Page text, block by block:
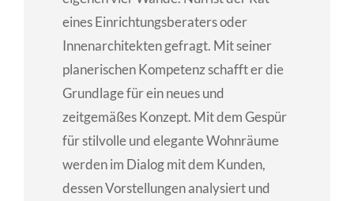
eines Einrichtungsberaters oder
Innenarchitekten gefragt. Mit seiner
planerischen Kompetenz schafft er die
Grundlage für ein neues und
zeitgemäßes Konzept. Mit dem Gespür
für stilvolle und elegante Wohnräume
werden im Dialog mit dem Kunden,
dessen Vorstellungen analysiert und